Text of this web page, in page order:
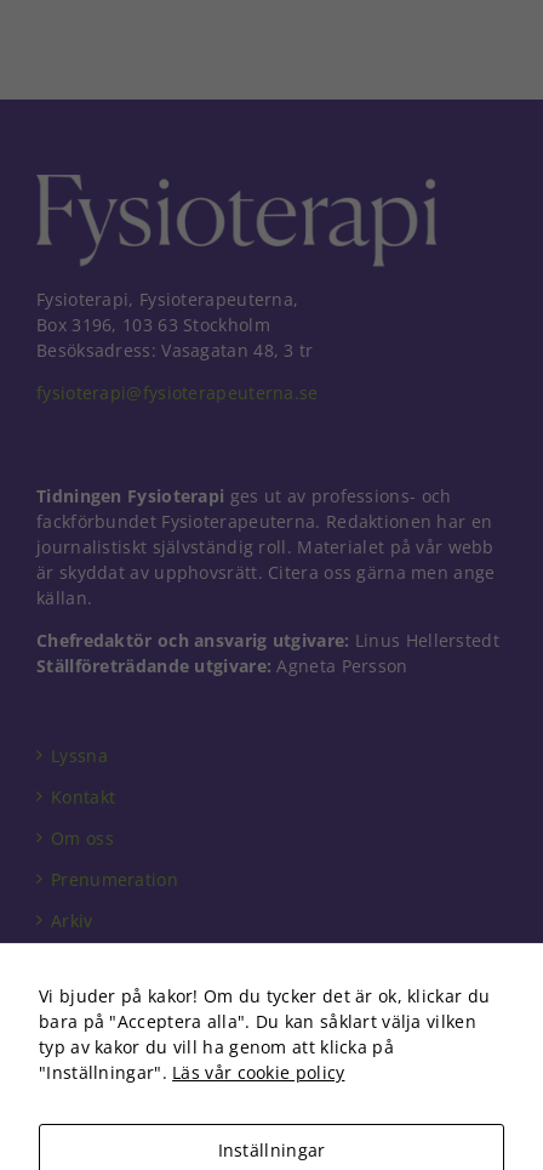
Fysioterapi, Fysioterapeuterna,
Box 3196, 103 63 Stockholm
Besöksadress: Vasagatan 48, 3 tr
fysioterapi@fysioterapeuterna.se
Tidningen Fysioterapi ges ut av professions- och
fackförbundet Fysioterapeuterna. Redaktionen har en
journalistiskt självständig roll. Materialet på vår webb
är skyddat av upphovsrätt. Citera oss gärna men ange
källan.
Chefredaktör och ansvarig utgivare: Linus Hellerstedt
Ställföreträdande utgivare: Agneta Persson
Lyssna
Kontakt
Om oss
Prenumeration
Arkiv
Förbundet
Om cookies
Vi bjuder på kakor! Om du tycker det är ok, klickar du
bara på "Acceptera alla". Du kan såklart välja vilken
typ av kakor du vill ha genom att klicka på
"Inställningar". Läs vår cookie policy
Inställningar
Nödvändiga
går inte att
välja bort. De
hemsidans
och
uppbyggnad,
baserat på
hur
hemsidan